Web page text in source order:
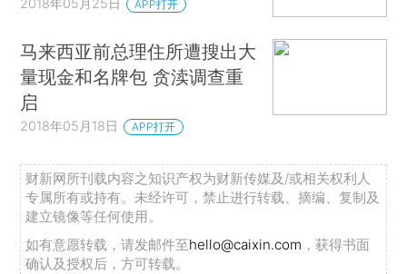
APP打开
马来西亚前总理住所遭搜出大
量现金和名牌包 贪渎调查重
启
2018年05月18日 APP打开
财新网所刊载内容之知识产权为财新传媒及/或相关权利人
专属所有或持有。未经许可，禁止进行转载、摘编、复制及
建立镜像等任何使用。
如有意愿转载，请发邮件至hello@caixin.com ，获得书面
确认及授权后，方可转载。